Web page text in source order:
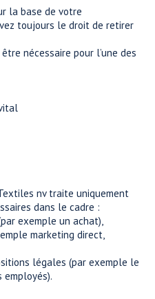
la base de votre
toujours le droit de retirer
nécessaire pour l’une des
nv traite uniquement
dans le cadre :
exemple un achat),
marketing direct,
légales (par exemple le